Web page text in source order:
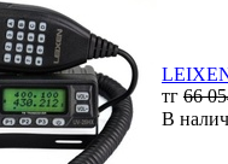
тг 66
В